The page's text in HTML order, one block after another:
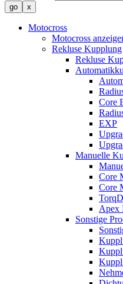
Motocross
Motocross
Rekluse Kupplung
Rekluse
Core
EXP
Manuelle
Core
Core
Apex
Sonstige